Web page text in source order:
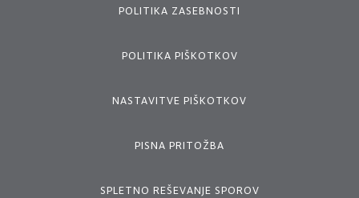
POLITIKA ZASEBNOSTI
POLITIKA PIŠKOTKOV
NASTAVITVE PIŠKOTKOV
PISNA PRITOŽBA
SPLETNO REŠEVANJE SPOROV